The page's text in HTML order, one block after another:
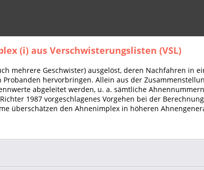
(i) aus Verschwisterungslisten (VSL)
mehrere Geschwister) ausgelöst, deren Nachfahren in
hervorbringen. Allein aus der
abgeleitet werden, u. a. sämtliche
1987 vorgeschlagenes Vorgehen bei der
überschätzen den Ahnenimplex in höheren